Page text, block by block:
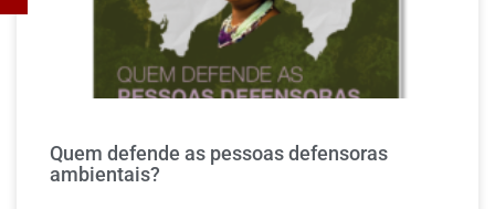
Quem defende as pessoas defensoras
ambientais?